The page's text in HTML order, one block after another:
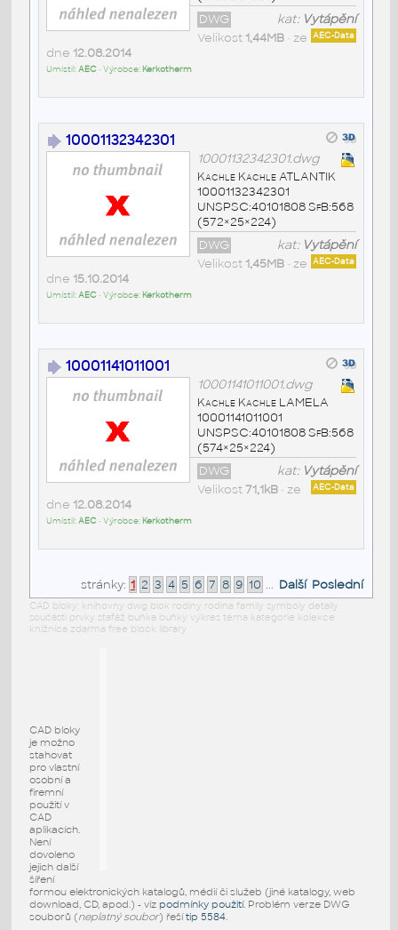
kat: Vytápění
DWG
AEC-Data
Velikost 1,44MB• ze
dne 12.08.2014
Umístil:AEC• Výrobce: Kerkotherm
10001132342301
10001132342301.dwg
Kachle Kachle ATLANTIK
10001132342301
UNSPSC:40101808 SfB:568
(572×25×224)
kat: Vytápění
DWG
AEC-Data
Velikost 1,45MB• ze
dne 15.10.2014
Umístil:AEC• Výrobce: Kerkotherm
10001141011001
10001141011001.dwg
Kachle Kachle LAMELA
10001141011001
UNSPSC:40101808 SfB:568
(574×25×224)
kat: Vytápění
DWG
AEC-Data
Velikost 71,1kB• ze
dne 12.08.2014
Umístil:AEC• Výrobce: Kerkotherm
stránky: 1 2 3 4 5 6 7 8 9 10 ... Další Poslední
CAD bloky: knihovny dwg blok rodiny rodina family symboly detaily
součásti prvky stafáž buňka buňky výkres téma kategorie kolekce
knižnica zdarma free block library
CAD bloky
je možno
stahovat
pro vlastní
osobní a
firemní
použití v
CAD
aplikacích.
Není
dovoleno
jejich další
šíření
formou elektronických katalogů, médií či služeb (jiné katalogy, web
download, CD, apod.) - viz podmínky použití. Problém verze DWG
souborů (neplatný soubor) řešítip 5584.